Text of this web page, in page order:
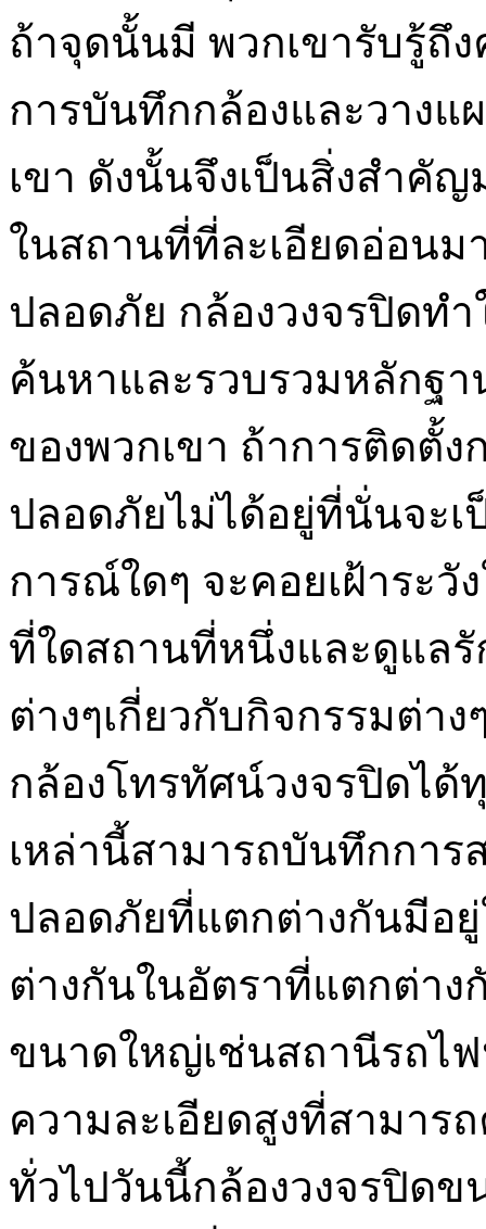
ถ้าจุดนั้นมี พวกเขารับรู้ถึ
การบันทึกกล้องและวางแ
เขา ดังนั้นจึงเป็นสิ่งสำคั
ในสถานที่ที่ละเอียดอ่อน
ปลอดภัย กล้องวงจรปิดท
ค้นหาและรวบรวมหลักฐ
ของพวกเขา ถ้าการติดตั้
ปลอดภัยไม่ได้อยู่ที่นั่นจะเ
การณ์ใดๆ จะคอยเฝ้าระ
ที่ใดสถานที่หนึ่งและดูแล
ต่างๆเกี่ยวกับกิจกรรมต่า
กล้องโทรทัศน์วงจรปิดได้
เหล่านี้สามารถบันทึกกา
ปลอดภัยที่แตกต่างกันมีอ
ต่างกันในอัตราที่แตกต่า
ขนาดใหญ่เช่นสถานีรถไ
ความละเอียดสูงที่สามา
ทั่วไปวันนี้กล้องวงจรปิดข